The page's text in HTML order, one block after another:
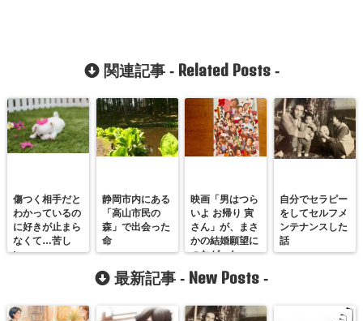
関連記事 - Related Posts-
傷つく相手だと
わかっているの
に好きが止まら
なくて…苦し
い。
静岡市内にある
「高山市民の
森」で出会った
命
映画「男はつら
いよ お帰り 寅
さん」が、まさ
かの結婚願望に
つながった
自分でセラピー
をしてセルフメ
ンテナンスした
話
最新記事 - New Posts -